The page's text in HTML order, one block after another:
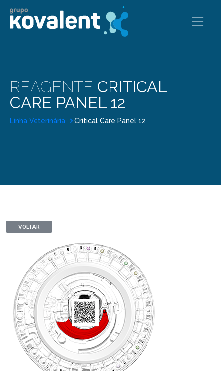
REAGENTE CRITICAL
CARE PANEL 12
Linha Veterinária Critical Care Panel 12
VOLTAR